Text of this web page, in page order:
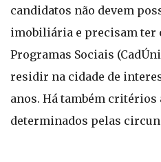
candidatos não devem
imobiliária e precisam ter
Programas Sociais
residir na cidade de
anos. Há também critérios
determinados pelas